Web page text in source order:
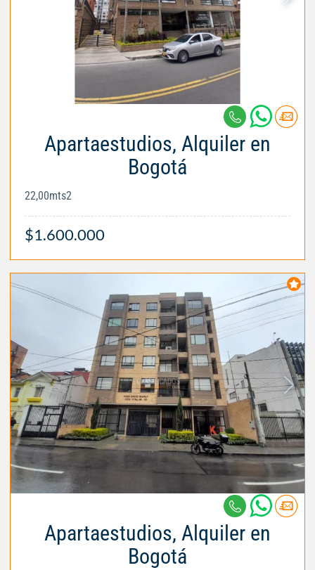
Apartaestudios, Alquiler en
Bogotá
22,00mts2
$1.600.000
Apartaestudios, Alquiler en
Bogotá